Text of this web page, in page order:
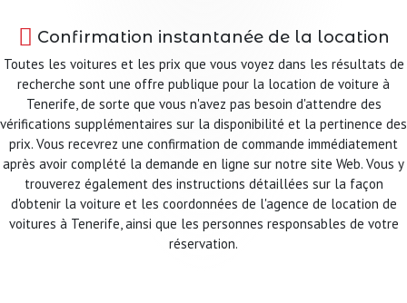
Confirmation instantanée de la location
Toutes les voitures et les prix que vous voyez dans les résultats de
recherche sont une offre publique pour la location de voiture à
Tenerife, de sorte que vous n'avez pas besoin d'attendre des
vérifications supplémentaires sur la disponibilité et la pertinence des
prix. Vous recevrez une confirmation de commande immédiatement
après avoir complété la demande en ligne sur notre site Web. Vous y
trouverez également des instructions détaillées sur la façon
d'obtenir la voiture et les coordonnées de l'agence de location de
voitures à Tenerife, ainsi que les personnes responsables de votre
réservation.